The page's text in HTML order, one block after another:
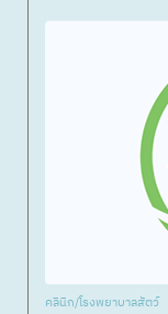
คลินิก/โรงพยาบาลสัตว์